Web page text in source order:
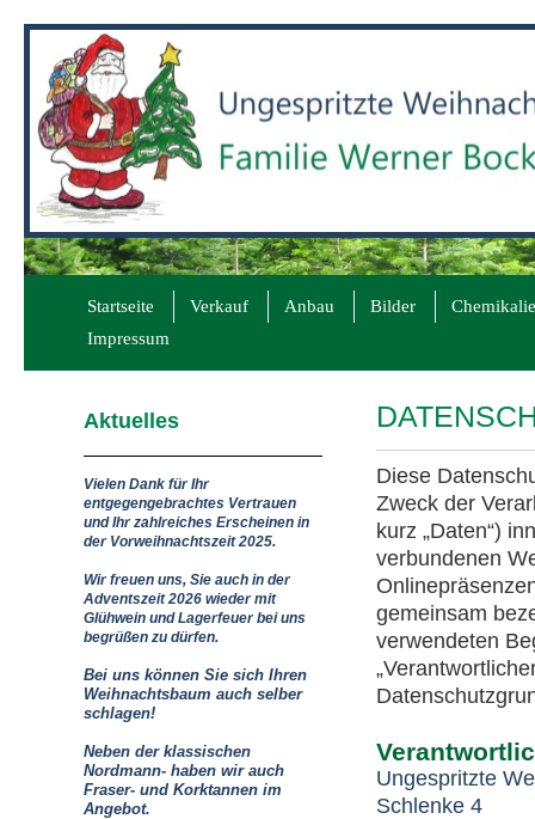
Startseite Verkauf Anbau Bilder
Impressum
Aktuelles
Vielen Dank für Ihr
entgegengebrachtes Vertrauen
und Ihr zahlreiches Erscheinen in
der Vorweihnachtszeit 2025.
Wir freuen uns, Sie auch in der
Adventszeit 2026 wieder mit
Glühwein und Lagerfeuer bei uns
begrüßen zu dürfen.
Bei uns können Sie sich Ihren
Weihnachtsbaum auch selber
schlagen!
Neben der klassischen
Nordmann- haben wir auch
Fraser- und Korktannen im
Angebot.
Diese
Zweck der
kurz „Daten“)
verbundenen
gemeinsam
verwendeten
Ungespritzte
Schlenke 4